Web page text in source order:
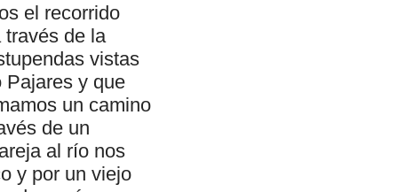
el recorrido
de la
vistas
Pajares y que
un camino
de un
al río nos
y por un viejo